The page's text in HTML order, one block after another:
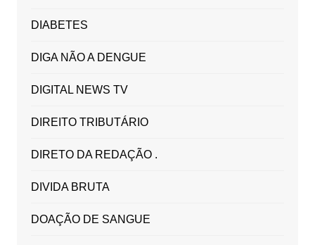
DIABETES
DIGA NÃO A DENGUE
DIGITAL NEWS TV
DIREITO TRIBUTÁRIO
DIRETO DA REDAÇÃO .
DIVIDA BRUTA
DOAÇÃO DE SANGUE